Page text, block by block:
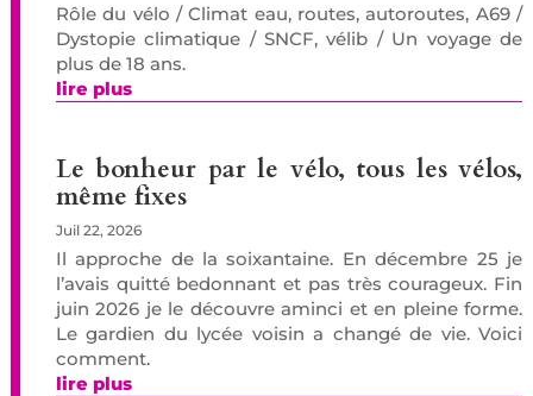
Rôle du vélo / Climat eau, routes, autoroutes, A69 /
Dystopie climatique / SNCF, vélib / Un voyage de
plus de 18 ans.
lire plus
Le bonheur par le vélo, tous les vélos,
même fixes
Juil 22, 2026
Il approche de la soixantaine. En décembre 25 je
l’avais quitté bedonnant et pas très courageux. Fin
juin 2026 je le découvre aminci et en pleine forme.
Le gardien du lycée voisin a changé de vie. Voici
comment.
lire plus